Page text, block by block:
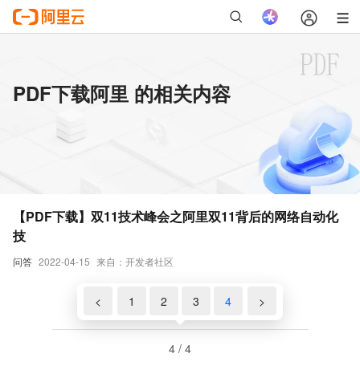
PDF下载阿里 的相关内容
问答 2022-04-15 来自：开发者社区
【PDF下载】双11技术峰会之阿里双11背后的网络自动化
技
< 1 2 3 4 >
4 / 4